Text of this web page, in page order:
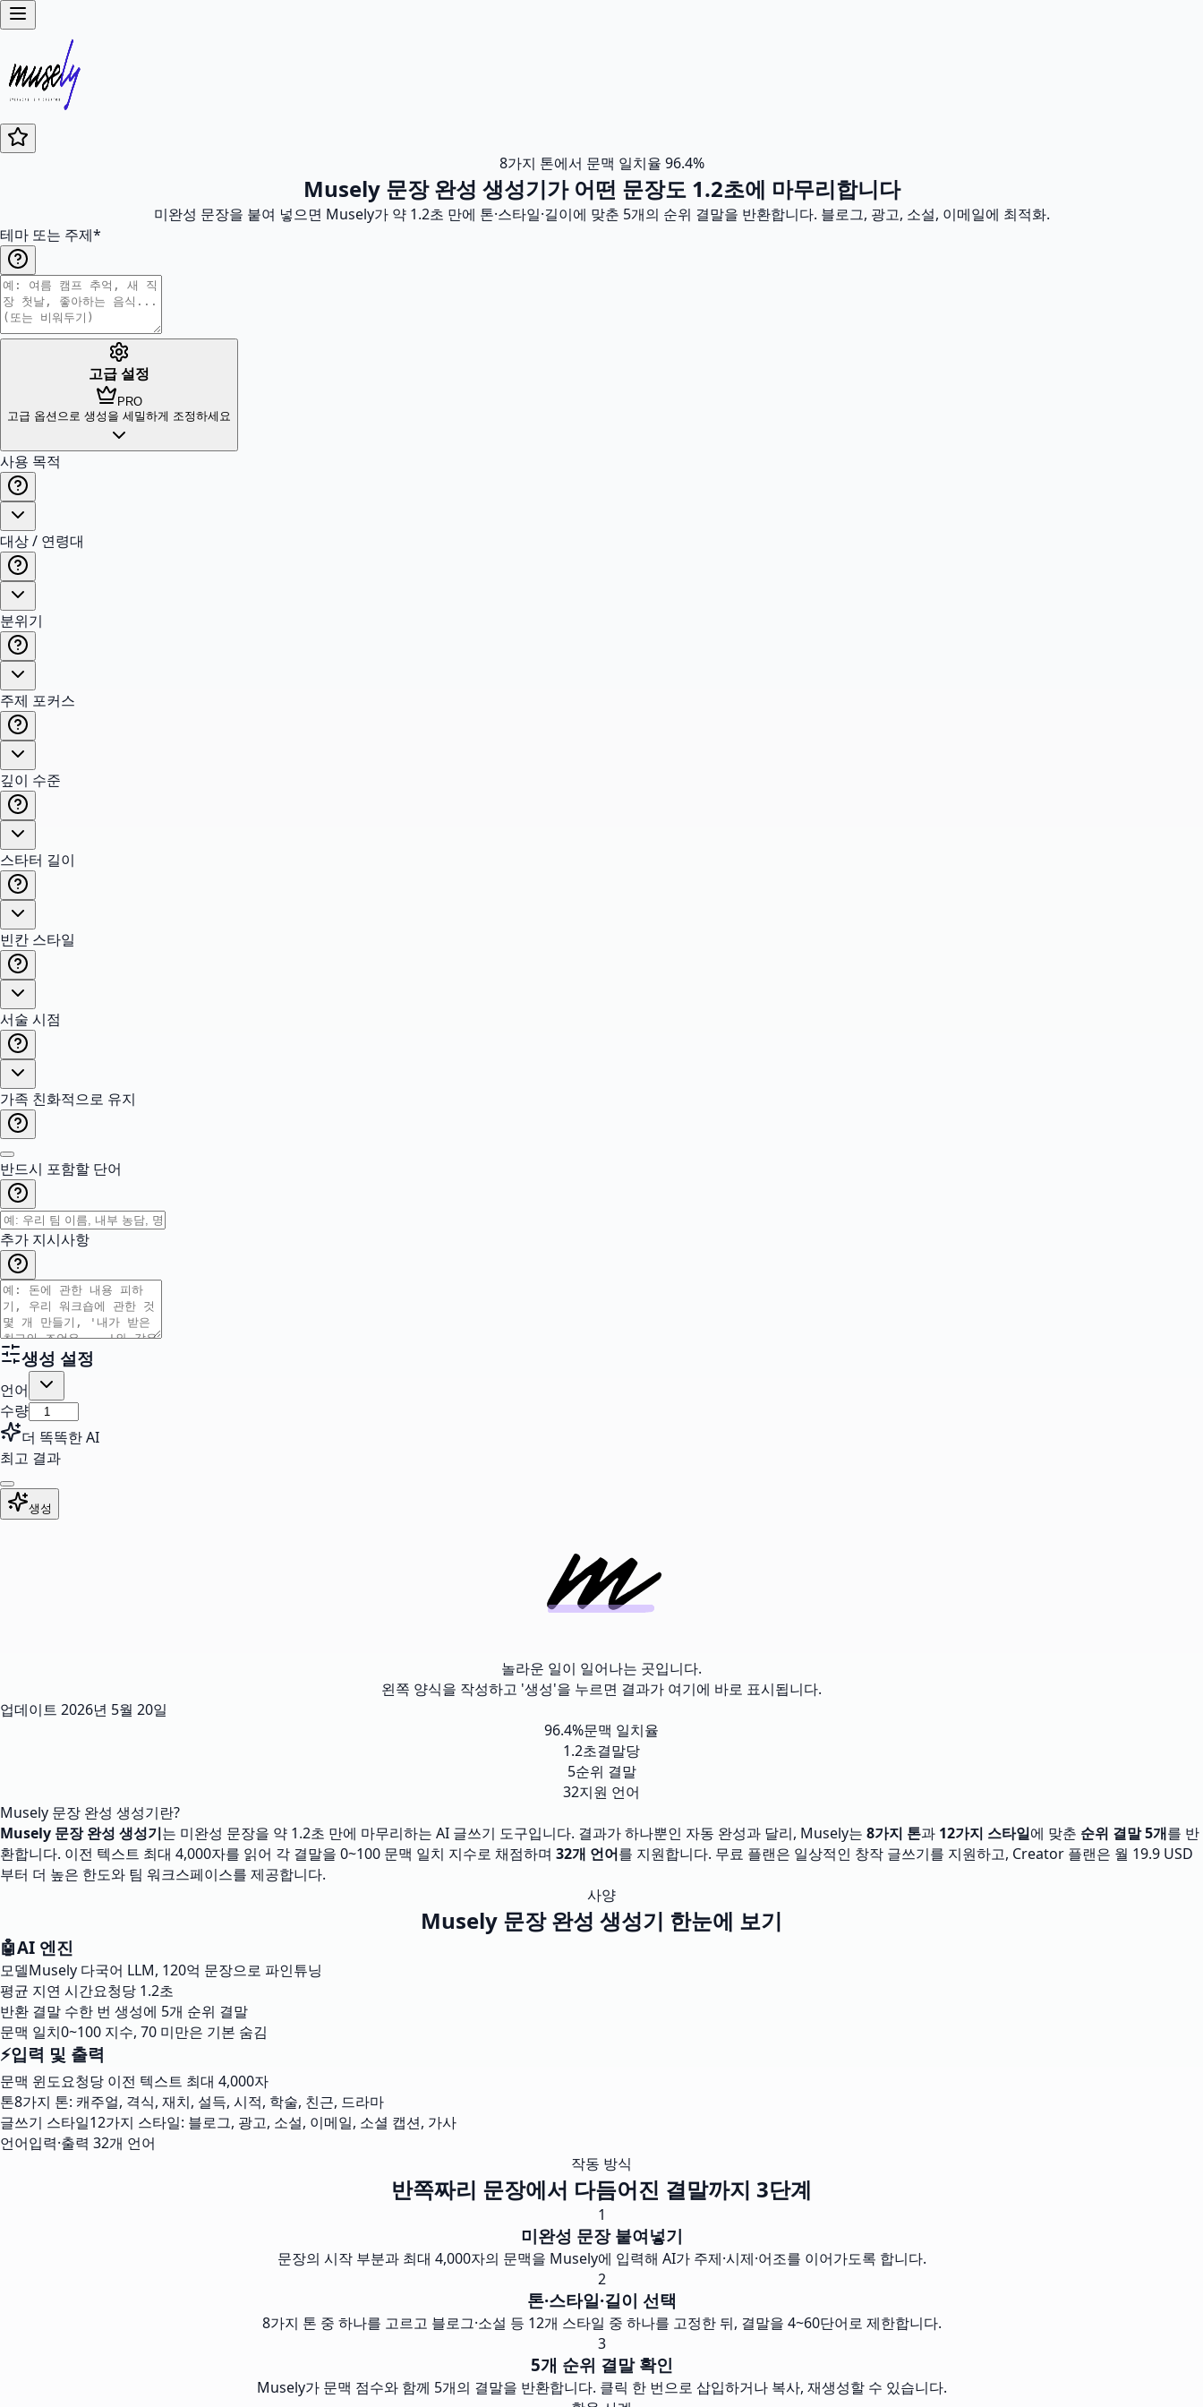
8가지 톤에서 문맥 일치율 96.4%
Musely 문장 완성 생성기가 어떤 문장도 1.2초에 마무리합니다
미완성 문장을 붙여 넣으면 Musely가 약 1.2초 만에 톤·스타일·길이에 맞춘 5개의 순위 결말을 반환합니다. 블로그, 광고, 소설, 이메일에 최적화.
테마 또는 주제*
고급 설정
PRO
고급 옵션으로 생성을 세밀하게 조정하세요
사용 목적
대상 / 연령대
분위기
주제 포커스
깊이 수준
스타터 길이
빈칸 스타일
서술 시점
가족 친화적으로 유지
반드시 포함할 단어
추가 지시사항
생성 설정
언어
수량
더 똑똑한 AI
최고 결과
생성
놀라운 일이 일어나는 곳입니다.
왼쪽 양식을 작성하고 '생성'을 누르면 결과가 여기에 바로 표시됩니다.
업데이트 2026년 5월 20일
96.4%문맥 일치율
1.2초결말당
5순위 결말
32지원 언어
Musely 문장 완성 생성기란?
Musely 문장 완성 생성기는 미완성 문장을 약 1.2초 만에 마무리하는 AI 글쓰기 도구입니다. 결과가 하나뿐인 자동 완성과 달리, Musely는 8가지 톤과 12가지 스타일에 맞춘 순위 결말 5개를 반
환합니다. 이전 텍스트 최대 4,000자를 읽어 각 결말을 0~100 문맥 일치 지수로 채점하며 32개 언어를 지원합니다. 무료 플랜은 일상적인 창작 글쓰기를 지원하고, Creator 플랜은 월 19.9 USD
부터 더 높은 한도와 팀 워크스페이스를 제공합니다.
사양
Musely 문장 완성 생성기 한눈에 보기
🤖AI 엔진
모델Musely 다국어 LLM, 120억 문장으로 파인튜닝
평균 지연 시간요청당 1.2초
반환 결말 수한 번 생성에 5개 순위 결말
문맥 일치0~100 지수, 70 미만은 기본 숨김
⚡입력 및 출력
문맥 윈도요청당 이전 텍스트 최대 4,000자
톤8가지 톤: 캐주얼, 격식, 재치, 설득, 시적, 학술, 친근, 드라마
글쓰기 스타일12가지 스타일: 블로그, 광고, 소설, 이메일, 소셜 캡션, 가사
언어입력·출력 32개 언어
작동 방식
반쪽짜리 문장에서 다듬어진 결말까지 3단계
1
미완성 문장 붙여넣기
문장의 시작 부분과 최대 4,000자의 문맥을 Musely에 입력해 AI가 주제·시제·어조를 이어가도록 합니다.
2
톤·스타일·길이 선택
8가지 톤 중 하나를 고르고 블로그·소설 등 12개 스타일 중 하나를 고정한 뒤, 결말을 4~60단어로 제한합니다.
3
5개 순위 결말 확인
Musely가 문맥 점수와 함께 5개의 결말을 반환합니다. 클릭 한 번으로 삽입하거나 복사, 재생성할 수 있습니다.